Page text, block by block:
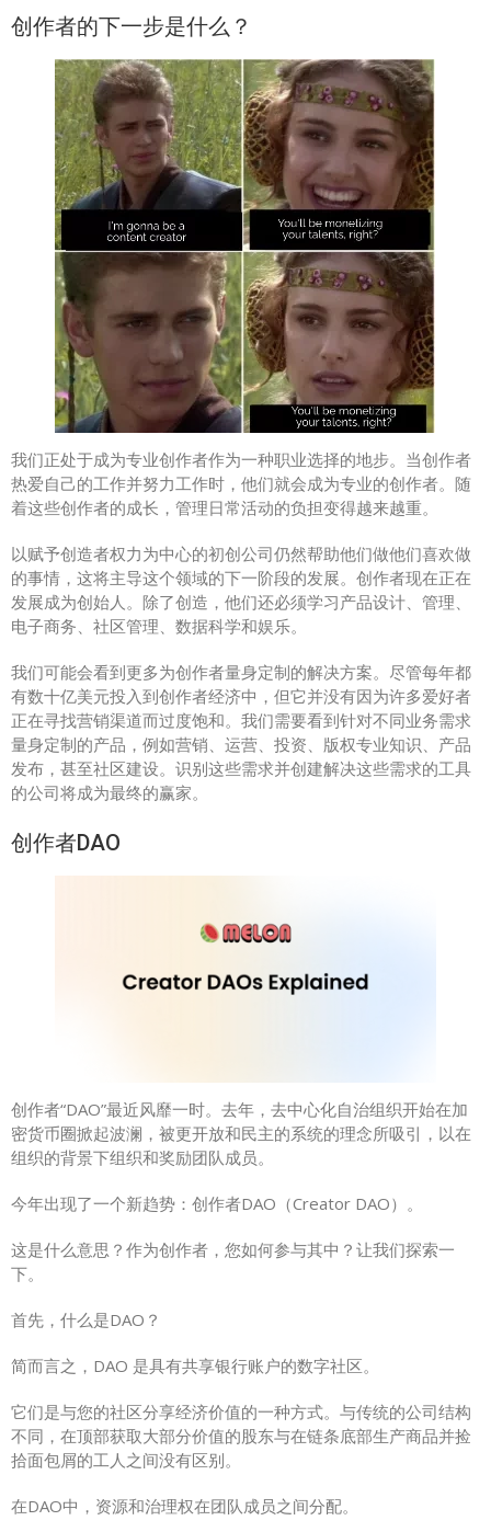
创作者的下一步是什么？
我们正处于成为专业创作者作为一种职业选择的地步。当创作者
热爱自己的工作并努力工作时，他们就会成为专业的创作者。随
着这些创作者的成长，管理日常活动的负担变得越来越重。
以赋予创造者权力为中心的初创公司仍然帮助他们做他们喜欢做
的事情，这将主导这个领域的下一阶段的发展。创作者现在正在
发展成为创始人。除了创造，他们还必须学习产品设计、管理、
电子商务、社区管理、数据科学和娱乐。
我们可能会看到更多为创作者量身定制的解决方案。尽管每年都
有数十亿美元投入到创作者经济中，但它并没有因为许多爱好者
正在寻找营销渠道而过度饱和。我们需要看到针对不同业务需求
量身定制的产品，例如营销、运营、投资、版权专业知识、产品
发布，甚至社区建设。识别这些需求并创建解决这些需求的工具
的公司将成为最终的赢家。
创作者DAO
创作者“DAO”最近风靡一时。去年，去中心化自治组织开始在加
密货币圈掀起波澜，被更开放和民主的系统的理念所吸引，以在
组织的背景下组织和奖励团队成员。
今年出现了一个新趋势：创作者DAO（Creator DAO）。
这是什么意思？作为创作者，您如何参与其中？让我们探索一
下。
首先，什么是DAO？
简而言之，DAO 是具有共享银行账户的数字社区。
它们是与您的社区分享经济价值的一种方式。与传统的公司结构
不同，在顶部获取大部分价值的股东与在链条底部生产商品并捡
拾面包屑的工人之间没有区别。
在DAO中，资源和治理权在团队成员之间分配。